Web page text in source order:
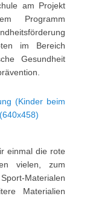
am Projekt
Programm
im Bereich
Gesundheit
einmal die rote
vielen, zum
Materialen
Materialien